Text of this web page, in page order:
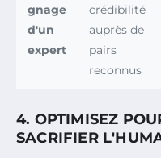
gnage
d'un
expert
crédibilité
auprès de
pairs
reconnus
4. OPTIMISEZ
SACRIFIER